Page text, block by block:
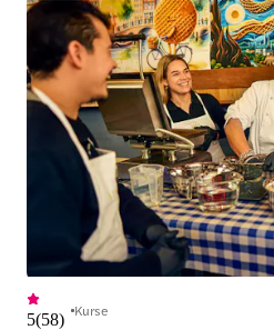
5(58) Kurse